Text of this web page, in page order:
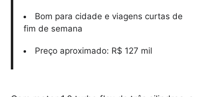
Bom para cidade e viagens curtas de
fim de semana
Preço aproximado: R$ 127 mil